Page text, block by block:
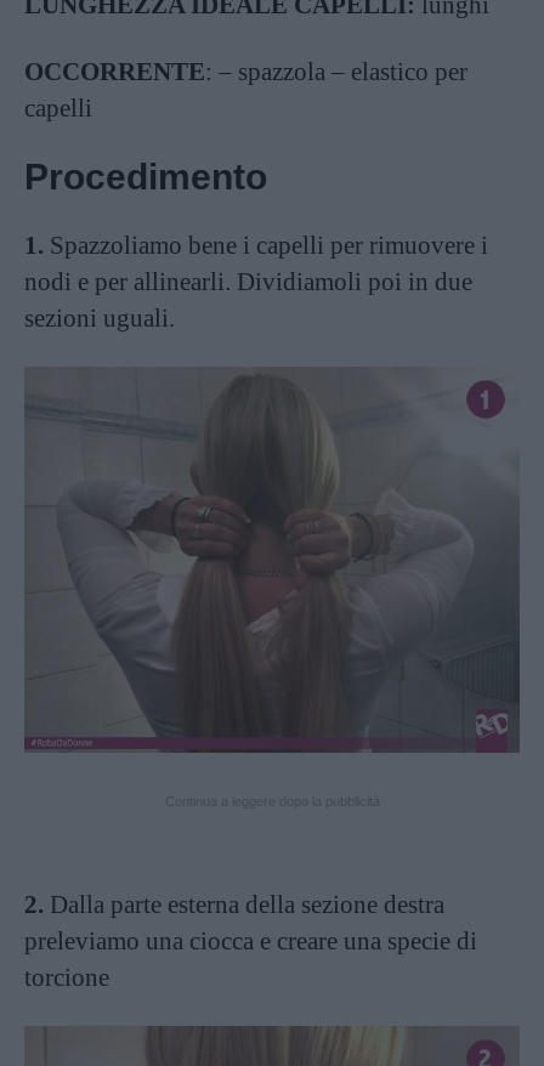
OCCORRENTE: – spazzola – elastico per
capelli
Procedimento
1. Spazzoliamo bene i capelli per rimuovere i
nodi e per allinearli. Dividiamoli poi in due
sezioni uguali.
2. Dalla parte esterna della sezione destra
preleviamo una ciocca e creare una specie di
torcione